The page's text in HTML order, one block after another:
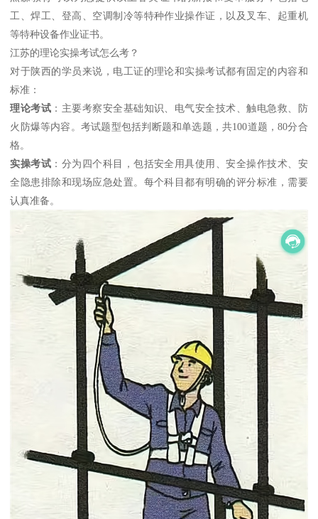
工、焊工、登高、空调制冷等特种作业操作证，以及叉车、起重机
等特种设备作业证书。
江苏的理论实操考试怎么考？
对于陕西的学员来说，电工证的理论和实操考试都有固定的内容和
标准：
理论考试 ：主要考察安全基础知识、电气安全技术、触电急救、防
火防爆等内容。考试题型包括判断题和单选题，共100道题，80分合
格。
实操考试 ：分为四个科目，包括安全用具使用、安全操作技术、安
全隐患排除和现场应急处置。每个科目都有明确的评分标准，需要
认真准备。